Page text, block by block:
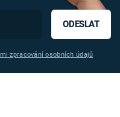
ODESLAT
zpracování osobních údajů